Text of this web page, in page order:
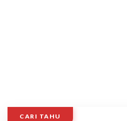
CARI TAHU